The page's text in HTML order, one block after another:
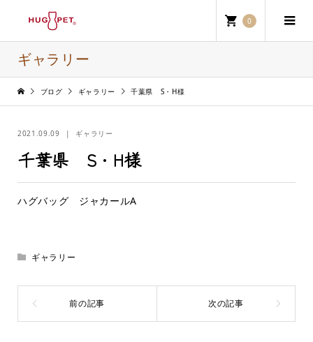
0
ギャラリー
ブログ ギャラリー 千葉県 S・H様
2021.09.09 ギャラリー
千葉県 S・H様
ハグバッグ ジャカールA
ギャラリー